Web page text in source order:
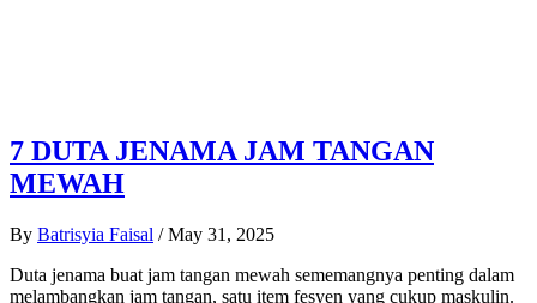
7 DUTA JENAMA JAM TANGAN
MEWAH
By Batrisyia Faisal / May 31, 2025
Duta jenama buat jam tangan mewah sememangnya penting dalam
melambangkan jam tangan, satu item fesyen yang cukup maskulin.